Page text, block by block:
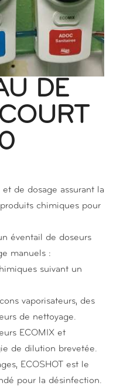
DE
de dosage assurant la
chimiques pour
éventail de doseurs
manuels :
suivant un
vaporisateurs, des
de nettoyage.
ECOMIX et
de dilution brevetée.
ECOSHOT est le
pour la désinfection.